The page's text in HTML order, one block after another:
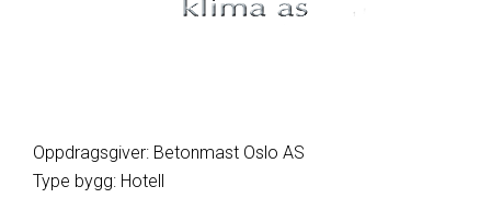
Oppdragsgiver: Betonmast Oslo AS
Type bygg: Hotell